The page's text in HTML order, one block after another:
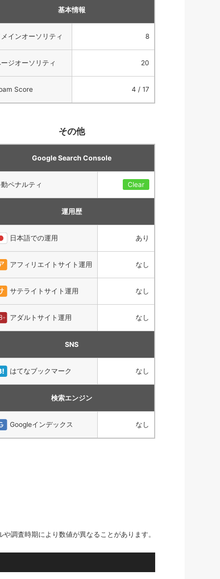
基本情報
インオーソリティ 8
ジオーソリティ 20
Score 4 / 17
その他
Google Search Console
ペナルティ Clear
運用歴
日本語での運用 あり
アフィリエイトサイト運用 なし
サテライトサイト運用 なし
アダルトサイト運用 なし
SNS
はてなブックマーク なし
検索エンジン
Googleインデックス なし
調査時期により数値が異なることがあります。